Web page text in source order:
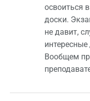
освоиться
доски.
не давит,
Вообщем